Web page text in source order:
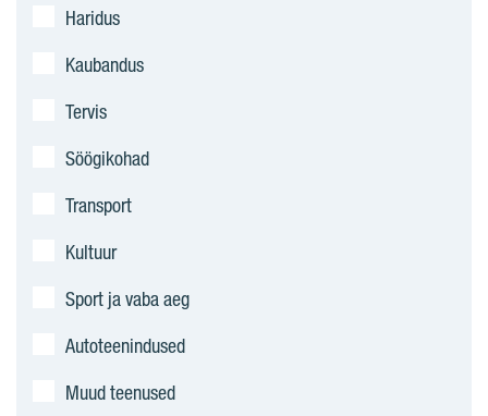
Haridus
Kaubandus
Tervis
Söögikohad
Transport
Kultuur
Sport ja vaba aeg
Autoteenindused
Muud teenused